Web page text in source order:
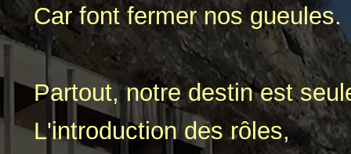
Car font fermer nos gueules.
Partout, notre destin est
L'introduction des rôles,